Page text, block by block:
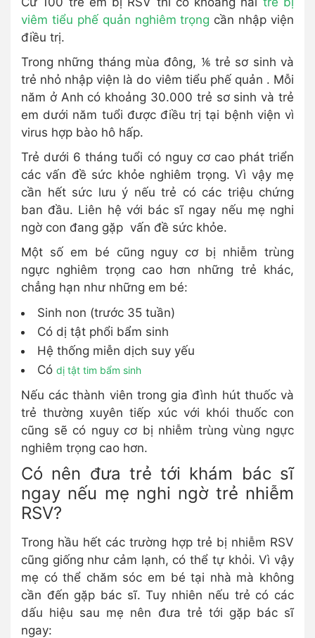
viêm tiểu phế quản nghiêm trọng cần nhập viện
điều trị.
Trong những tháng mùa đông, ⅙ trẻ sơ sinh và
trẻ nhỏ nhập viện là do viêm tiểu phế quản . Mỗi
năm ở Anh có khoảng 30.000 trẻ sơ sinh và trẻ
em dưới năm tuổi được điều trị tại bệnh viện vì
virus hợp bào hô hấp.
Trẻ dưới 6 tháng tuổi có nguy cơ cao phát triển
các vấn đề sức khỏe nghiêm trọng. Vì vậy mẹ
cần hết sức lưu ý nếu trẻ có các triệu chứng
ban đầu. Liên hệ với bác sĩ ngay nếu mẹ nghi
ngờ con đang gặp vấn đề sức khỏe.
Một số em bé cũng nguy cơ bị nhiễm trùng
ngực nghiêm trọng cao hơn những trẻ khác,
chẳng hạn như những em bé:
Sinh non (trước 35 tuần)
Có dị tật phổi bẩm sinh
Hệ thống miễn dịch suy yếu
Có dị tật tim bẩm sinh
Nếu các thành viên trong gia đình hút thuốc và
trẻ thường xuyên tiếp xúc với khói thuốc con
cũng sẽ có nguy cơ bị nhiễm trùng vùng ngực
nghiêm trọng cao hơn.
Có nên đưa trẻ tới khám bác sĩ
ngay nếu mẹ nghi ngờ trẻ nhiễm
RSV?
Trong hầu hết các trường hợp trẻ bị nhiễm RSV
cũng giống như cảm lạnh, có thể tự khỏi. Vì vậy
mẹ có thể chăm sóc em bé tại nhà mà không
cần đến gặp bác sĩ. Tuy nhiên nếu trẻ có các
dấu hiệu sau mẹ nên đưa trẻ tới gặp bác sĩ
ngay: